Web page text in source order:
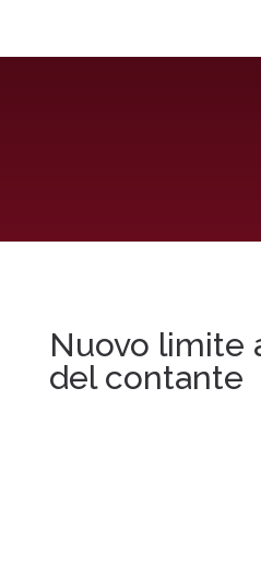
Nuovo limite
del contante